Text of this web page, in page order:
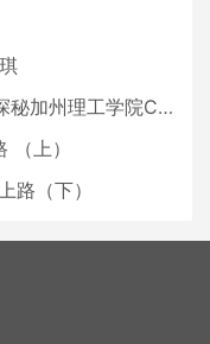
院Caltech博士生活 [上集]
上）
路（下）